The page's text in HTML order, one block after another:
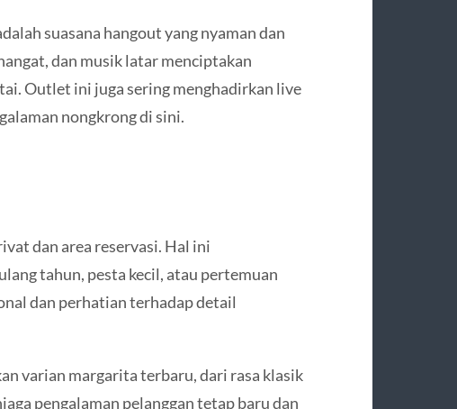
suasana hangout yang nyaman dan
dan musik latar menciptakan
Outlet ini juga sering menghadirkan live
nongkrong di sini.
dan area reservasi. Hal ini
tahun, pesta kecil, atau pertemuan
dan perhatian terhadap detail
varian margarita terbaru, dari rasa klasik
pengalaman pelanggan tetap baru dan